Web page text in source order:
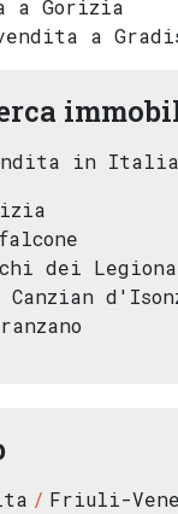
Gorizia
a
in Italia
dei
Canzian
Friuli-